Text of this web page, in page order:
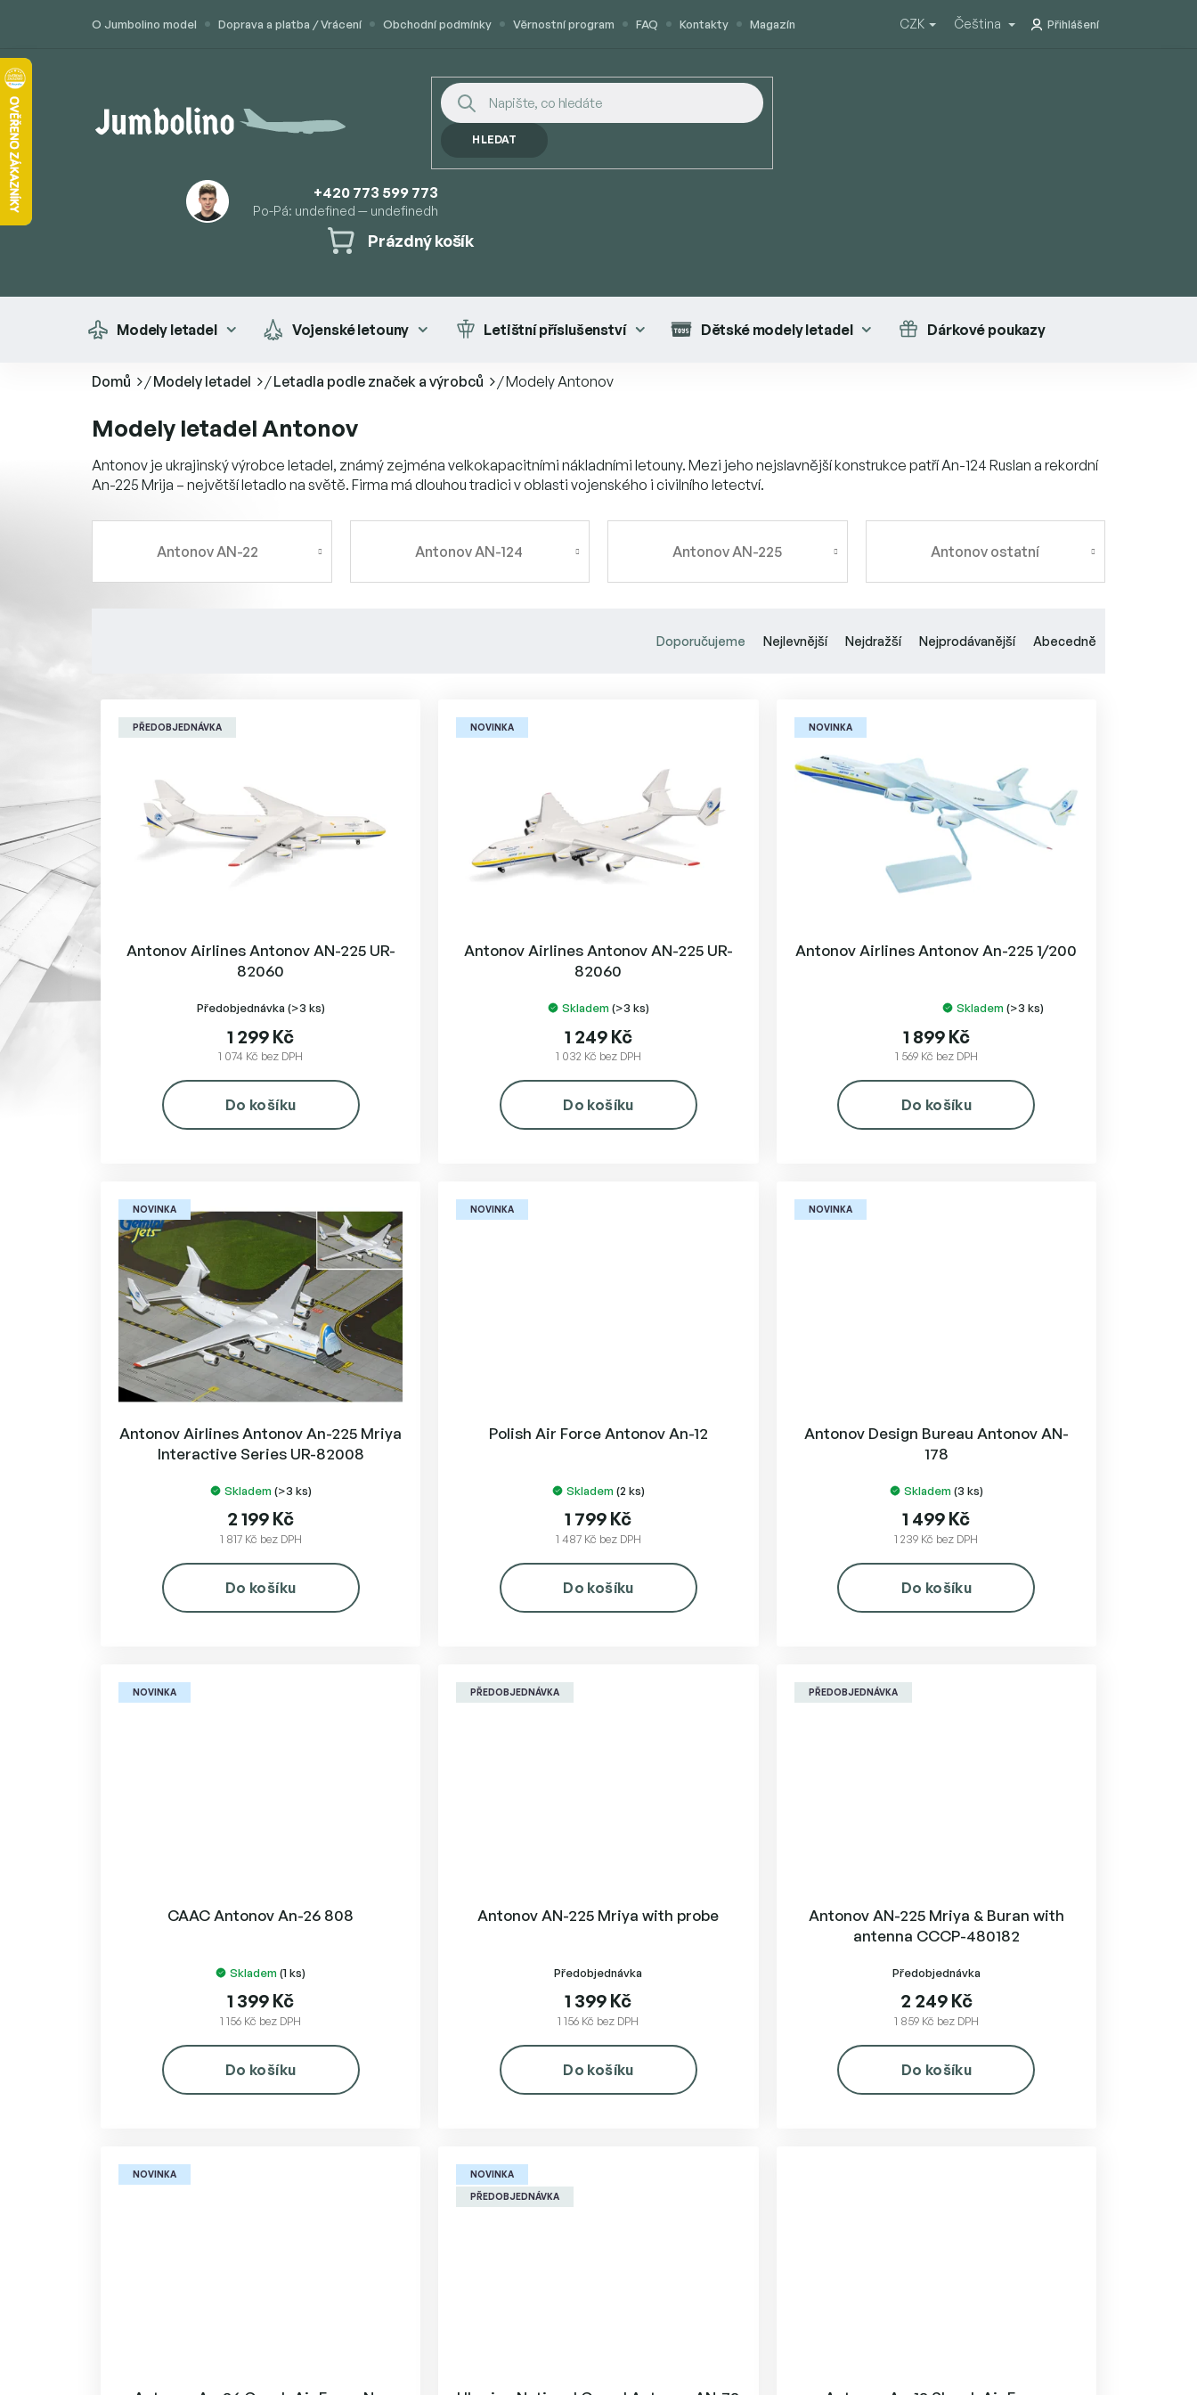
O Jumbolino model Doprava a platba / Vrácení Obchodní podmínky Věrnostní program FAQ Kontakty Magazín CZK Čeština Přihlášení
HLEDAT
+420 773 599 773
Po-Pá: undefined — undefinedh
NÁKUPNÍ
Prázdný košík
Modely letadel Vojenské letouny Letištní příslušenství Dětské modely letadel Dárkové poukazy
Domů /Modely letadel /Letadla podle značek a výrobců /Modely Antonov
Modely letadel Antonov
Antonov je ukrajinský výrobce letadel, známý zejména velkokapacitními nákladními letouny. Mezi jeho nejslavnější konstrukce patří An-124 Ruslan a rekordní
An-225 Mrija – největší letadlo na světě. Firma má dlouhou tradici v oblasti vojenského i civilního letectví.
Antonov AN-22 Antonov AN-124 Antonov AN-225 Antonov ostatní
o
d
u
k
t
Doporučujeme Nejlevnější Nejdražší Nejprodávanější Abecedně
p
r
u
PŘEDOBJEDNÁVKA
Antonov Airlines Antonov AN-225 UR-
82060
Předobjednávka (>3 ks)
1 074 Kč bez DPH
1 299 Kč
Do košíku
NOVINKA
Antonov Airlines Antonov AN-225 UR-
82060
Skladem (>3 ks)
1 032 Kč bez DPH
1 249 Kč
Do košíku
NOVINKA
Antonov Airlines Antonov An-225 1/200
Skladem(>3 ks)
1 569 Kč bez DPH
1 899 Kč
Do košíku
NOVINKA
Antonov Airlines Antonov An-225 Mriya
Interactive Series UR-82008
Skladem (>3 ks)
1 817 Kč bez DPH
2 199 Kč
Do košíku
NOVINKA
Polish Air Force Antonov An-12
Skladem (2 ks)
1 487 Kč bez DPH
1 799 Kč
Do košíku
NOVINKA
Antonov Design Bureau Antonov AN-
178
Skladem (3 ks)
1 239 Kč bez DPH
1 499 Kč
Do košíku
NOVINKA
CAAC Antonov An-26 808
Skladem(1 ks)
1 156 Kč bez DPH
1 399 Kč
Do košíku
PŘEDOBJEDNÁVKA
Antonov AN-225 Mriya with probe
Předobjednávka
1 156 Kč bez DPH
1 399 Kč
Do košíku
PŘEDOBJEDNÁVKA
Antonov AN-225 Mriya & Buran with
antenna CCCP-480182
Předobjednávka
1 859 Kč bez DPH
2 249 Kč
Do košíku
NOVINKA NOVINKA
PŘEDOBJEDNÁVKA